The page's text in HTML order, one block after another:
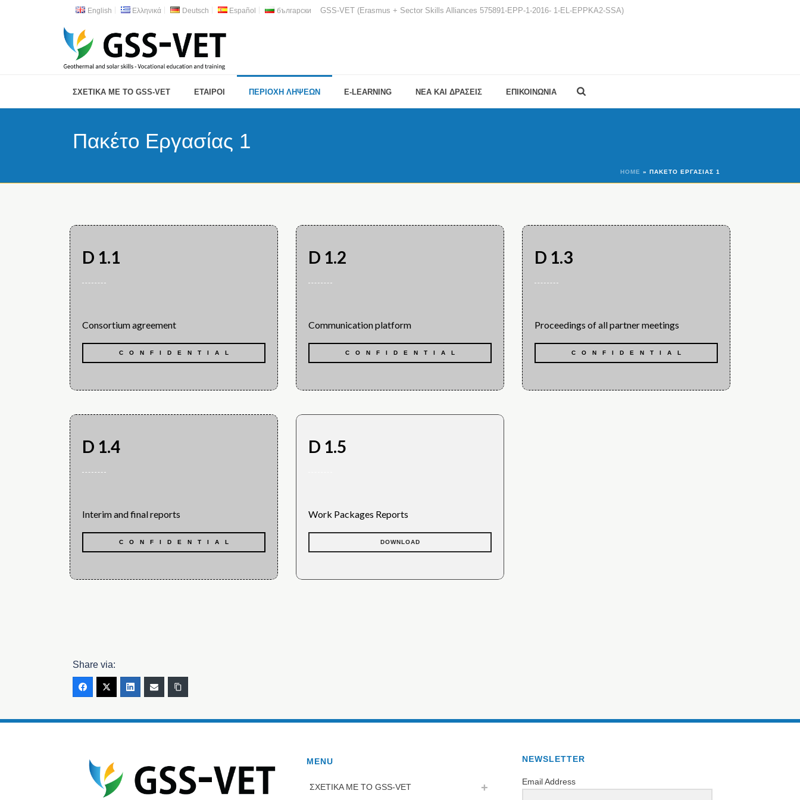
English Ελληνικά Deutsch Español български GSS-VET (Erasmus + Sector Skills Alliances 575891-EPP-1-2016- 1-EL-EPPKA2-SSA)
ΣΧΕΤΙΚΑ ΜΕ ΤΟ GSS-VET ΕΤΑΙΡΟΙ ΠΕΡΙΟΧΗ ΛΗΨΕΩΝ E-LEARNING ΝΕΑ ΚΑΙ ΔΡΑΣΕΙΣ ΕΠΙΚΟΙΝΩΝΙΑ
Πακέτο Εργασίας 1
HOME » ΠΑΚΈΤΟ ΕΡΓΑΣΊΑΣ 1
D 1.1
Consortium agreement
CONFIDENTIAL
D 1.4
Interim and final reports
CONFIDENTIAL
D 1.2
Communication platform
CONFIDENTIAL
D 1.5
Work Packages Reports
DOWNLOAD
D 1.3
Proceedings of all partner meetings
CONFIDENTIAL
Share via:
MENU
ΣΧΕΤΙΚΑ ΜΕ ΤΟ GSS-VET
NEWSLETTER
Email Address